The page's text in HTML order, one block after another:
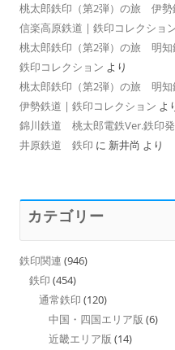
桃太郎鉄印（第2弾）の旅 伊勢
信楽高原鉄道 | 鉄印コレクショ
桃太郎鉄印（第2弾）の旅 明知
鉄印コレクション より
桃太郎鉄印（第2弾）の旅 明知
伊勢鉄道 | 鉄印コレクション よ
錦川鉄道 桃太郎電鉄Ver.鉄印
井原鉄道 鉄印 に 新井尚 より
カテゴリー
鉄印関連 (946)
鉄印 (454)
通常鉄印 (120)
中国・四国エリア版 (6)
近畿エリア版 (14)